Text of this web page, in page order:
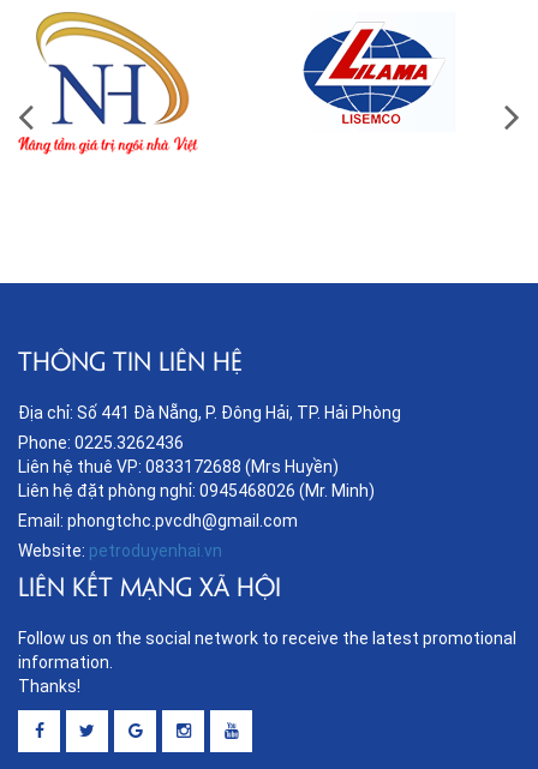
THÔNG TIN LIÊN HỆ
Địa chỉ: Số 441 Đà Nẵng, P. Đông Hải, TP. Hải Phòng
Phone: 0225.3262436
Liên hệ thuê VP: 0833172688 (Mrs Huyền)
Liên hệ đặt phòng nghỉ: 0945468026 (Mr. Minh)
Email: phongtchc.pvcdh@gmail.com
Website: petroduyenhai.vn
LIÊN KẾT MẠNG XÃ HỘI
Follow us on the social network to receive the latest promotional
information.
Thanks!